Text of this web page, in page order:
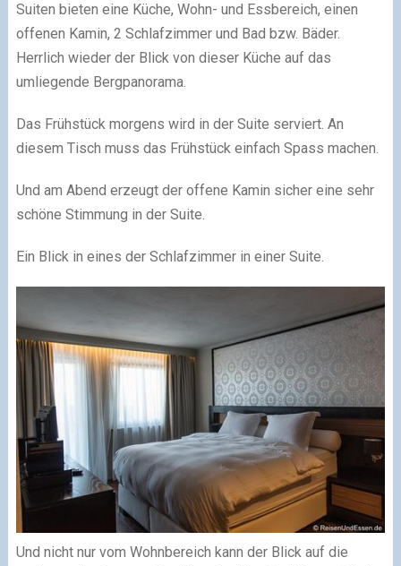
Suiten bieten eine Küche, Wohn- und Essbereich, einen
offenen Kamin, 2 Schlafzimmer und Bad bzw. Bäder.
Herrlich wieder der Blick von dieser Küche auf das
umliegende Bergpanorama.
Das Frühstück morgens wird in der Suite serviert. An
diesem Tisch muss das Frühstück einfach Spass machen.
Und am Abend erzeugt der offene Kamin sicher eine sehr
schöne Stimmung in der Suite.
Ein Blick in eines der Schlafzimmer in einer Suite.
Und nicht nur vom Wohnbereich kann der Blick auf die